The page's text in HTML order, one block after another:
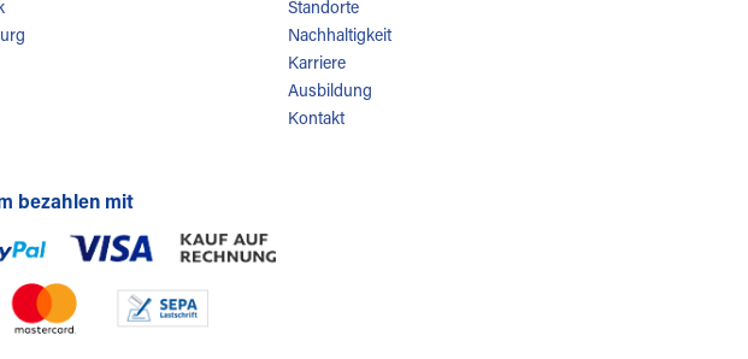
Standorte
Nachhaltigkeit
Karriere
Ausbildung
Kontakt
bezahlen mit